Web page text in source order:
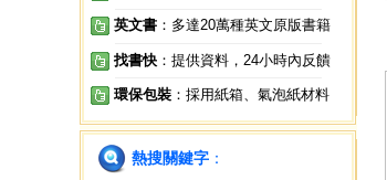
英文書 ：多達20萬種英文原版書籍
找書快 ：提供資料，24小時內反饋
環保包裝 ：採用紙箱、氣泡紙材料
熱搜關鍵字 ：